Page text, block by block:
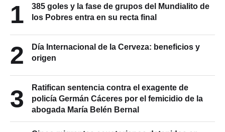
1
385 goles y la fase de grupos del Mundialito de
los Pobres entra en su recta final
2
Día Internacional de la Cerveza: beneficios y
origen
3
Ratifican sentencia contra el exagente de
policía Germán Cáceres por el femicidio de la
abogada María Belén Bernal